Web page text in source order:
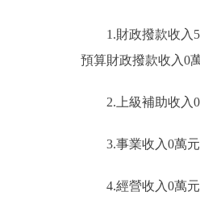
1.財政撥款收入
預算財政撥款收入0
2.上級補助收入
3.事業收入0萬
4.經營收入0萬